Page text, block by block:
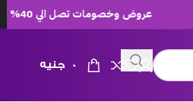
عروض وخصومات تصل الي 40% لفترة محدودة
0 جنيه